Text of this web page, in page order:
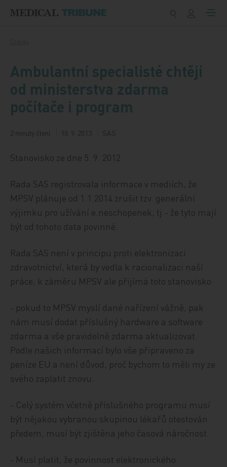
Ambulantní specialisté chtějí
od ministerstva zdarma
počítače i program
2 minuty čtení 10. 9. 2013 SAS
Stanovisko ze dne 5. 9. 2012
Rada SAS registrovala informace v mediích, že
MPSV plánuje od 1.1.2014 zrušit tzv. generální
výjimku pro užívání e.neschopenek, tj.- že tyto mají
být od tohoto data povinné.
Rada SAS není v principu proti elektronizaci
zdravotnictví, která by vedla k racionalizaci naší
práce, k záměru MPSV ale přijímá toto stanovisko:
- pokud to MPSV myslí dané nařízení vážně, pak
nám musí dodat příslušný hardware a software
zdarma a vše pravidelně zdarma aktualizovat.
Podle našich informací bylo vše připraveno za
peníze EU a není důvod, proč bychom to měli my ze
svého zaplatit znovu.
- Celý systém včetně příslušného programu musí
být nějakou vybranou skupinou lékařů otestován
předem, musí být zjištěna jeho časová náročnost.
- Musí platit, že povinnost elektronického